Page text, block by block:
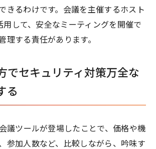
きるわけです。会議を主催するホスト
用して、安全なミーティングを開催で
理する責任があります。
でセキュリティ対策万全な
る
議ツールが登場したことで、価格や機
参加人数など、比較しながら、吟味す